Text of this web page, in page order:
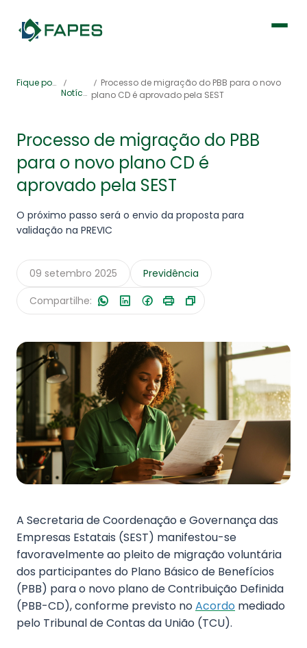
Institucional
Previdência
Portal de Serviços
Fique por dentro
Notícias
Processo de migração do PBB para o novo
plano CD é aprovado pela SEST
Processo de migração do PBB
para o novo plano CD é
aprovado pela SEST
O próximo passo será o envio da proposta para
validação na PREVIC
09 setembro 2025
Previdência
Compartilhe:
A Secretaria de Coordenação e Governança das
Empresas Estatais (SEST) manifestou-se
favoravelmente ao pleito de migração voluntária
dos participantes do Plano Básico de Benefícios
(PBB) para o novo plano de Contribuição Definida
(PBB-CD), conforme previsto noAcordo mediado
pelo Tribunal de Contas da União (TCU).